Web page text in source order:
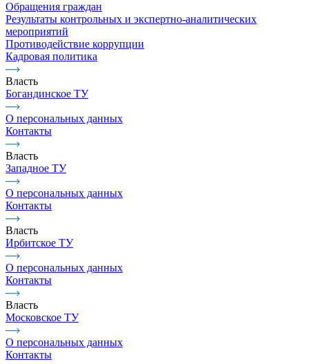
Обращения граждан
Результаты контрольных и экспертно-аналитических
мероприятий
Противодействие коррупции
Кадровая политика
Власть
Богандинское ТУ
О персональных данных
Контакты
Власть
Западное ТУ
О персональных данных
Контакты
Власть
Ирбитское ТУ
О персональных данных
Контакты
Власть
Московское ТУ
О персональных данных
Контакты